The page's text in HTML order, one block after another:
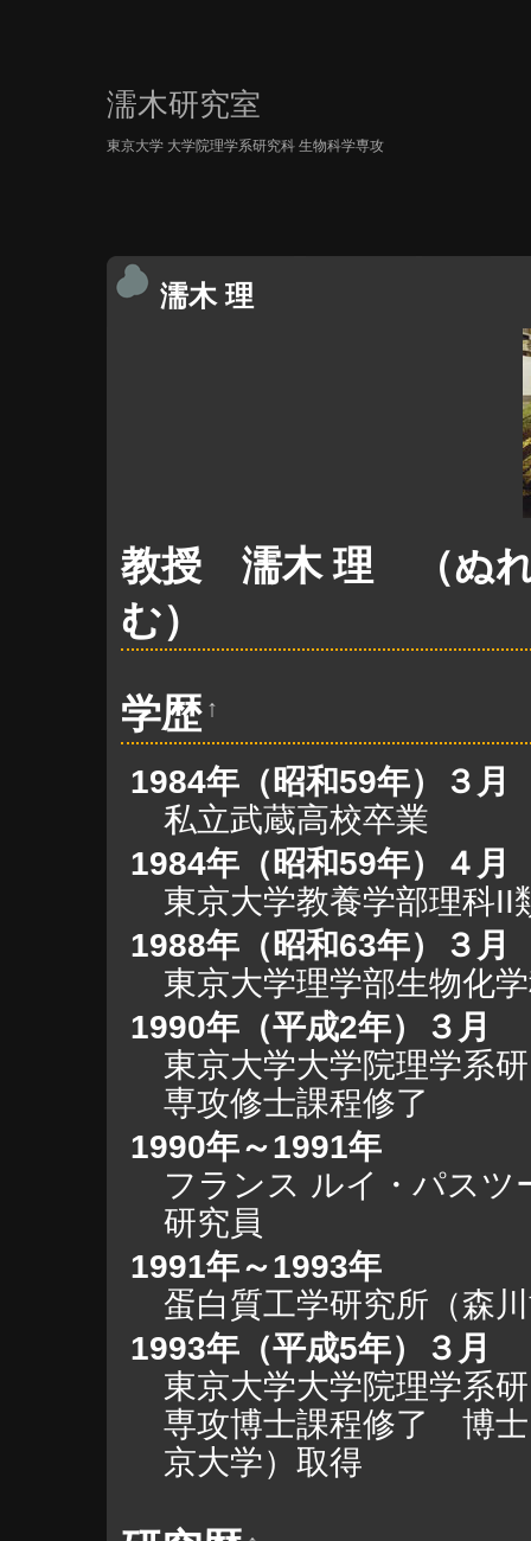
濡木研究室
東京大学 大学院理学系研究科 生物科学専攻
濡木 理
教授 濡木 理 （ぬ
む）
学歴↑
1984年（昭和59年）３月
私立武蔵高校卒業
1984年（昭和59年）４月
東京大学教養学部理科II
1988年（昭和63年）３月
東京大学理学部生物化
1990年（平成2年）３月
東京大学大学院理学系
専攻修士課程修了
1990年～1991年
フランス ルイ・パスツ
研究員
1991年～1993年
蛋白質工学研究所（森
1993年（平成5年）３月
東京大学大学院理学系
専攻博士課程修了 博
京大学）取得